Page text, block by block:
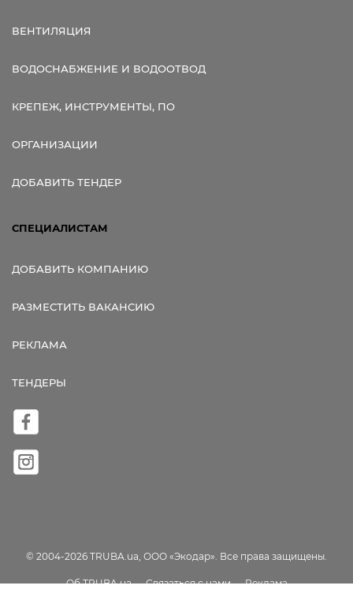
ВЕНТИЛЯЦИЯ
ВОДОСНАБЖЕНИЕ И ВОДООТВОД
КРЕПЕЖ, ИНСТРУМЕНТЫ, ПО
ОРГАНИЗАЦИИ
ДОБАВИТЬ ТЕНДЕР
СПЕЦИАЛИСТАМ
ДОБАВИТЬ КОМПАНИЮ
РАЗМЕСТИТЬ ВАКАНСИЮ
РЕКЛАМА
ТЕНДЕРЫ
© 2004-2026 TRUBA.ua, ООО «Экодар». Все права защищены.
Об TRUBA.ua Связаться с нами Реклама